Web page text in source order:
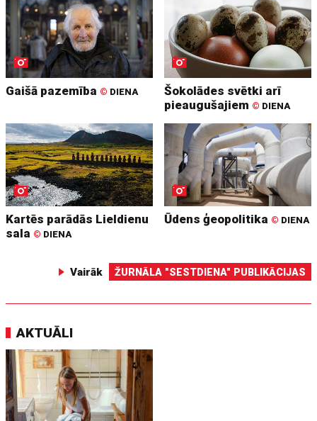
Gaišā pazemība © DIENA
Šokolādes svētki arī
pieaugušajiem © DIENA
Kartēs parādās Lieldienu
sala © DIENA
Ūdens ģeopolitika © DIENA
Vairāk ŽURNĀLA "SESTDIENA" PUBLIKĀCIJAS
AKTUĀLI